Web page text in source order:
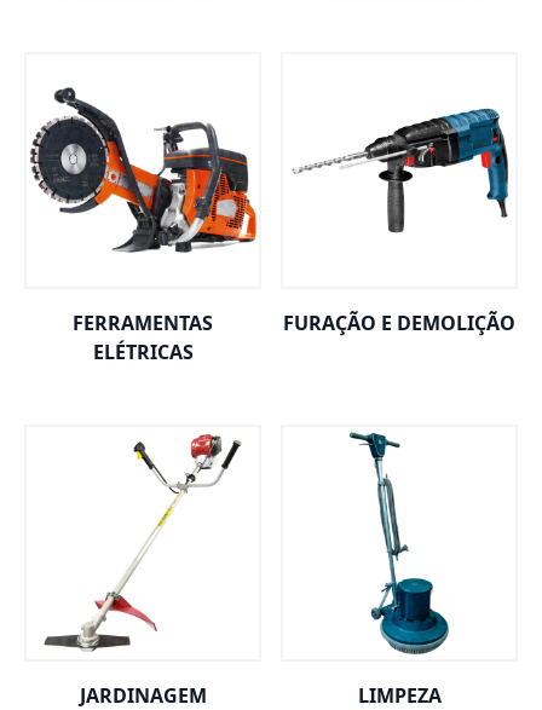
FERRAMENTAS
ELÉTRICAS
FURAÇÃO E DEMOLIÇÃO
JARDINAGEM LIMPEZA